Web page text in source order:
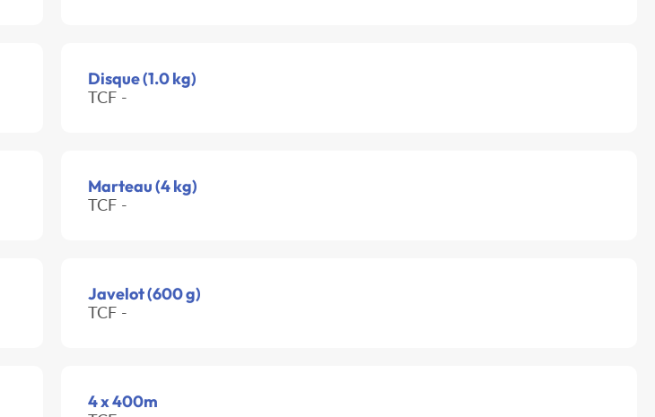
Disque (1.0 kg)
TCF -
Marteau (4 kg)
TCF -
Javelot (600 g)
TCF -
4 x 400m